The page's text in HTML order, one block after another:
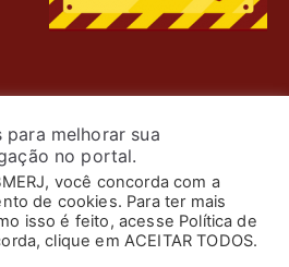
Militar do Estado do Rio de
melhorar sua
no portal.
você concorda com a
de cookies. Para ter mais
isso é feito, acesse Política de
clique em ACEITAR TODOS.